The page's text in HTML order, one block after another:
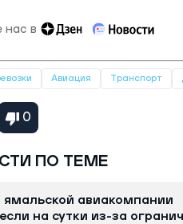
нас в
Авиация Транспорт
0
ПО ТЕМЕ
ямальской авиакомпании
на сутки из-за